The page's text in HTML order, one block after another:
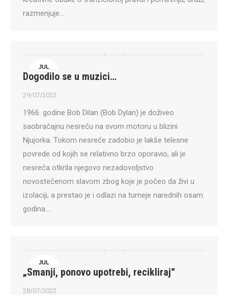
razmenjuje…
JUL
29
Dogodilo se u muzici…
29/07/2022
1966. godine Bob Dilan (Bob Dylan) je doživeo
saobraćajnu nesreću na svom motoru u blizini
Njujorka. Tokom nesreće zadobio je lakše telesne
povrede od kojih se relativno brzo oporavio, ali je
nesreća otkrila njegovo nezadovoljstvo
novostečenom slavom zbog koje je počeo da živi u
izolaciji, a prestao je i odlazi na turneje narednih osam
godina.…
JUL
28
„Smanji, ponovo upotrebi, recikliraj“
28/07/2022